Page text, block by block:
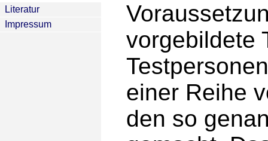
Literatur
Impressum
vorgebildete
einer Reihe
den so